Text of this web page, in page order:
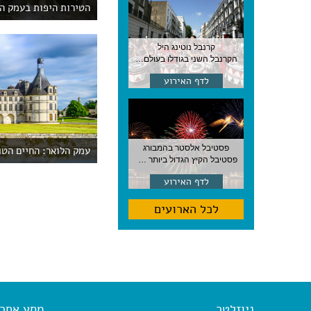
קרנבל נוטינג היל
הקרנבל השני בגודלו בעולם, עם מוזיקה, תהלוכות ותחפושות. לונדון
לדף האירוע
פסטיבל אלסטר בהמבורג
פסטיבל הקיץ הגדול ביותר בהמבורג, סוף אוגוסט, גרמניה
לדף האירוע
לכל הארועים
הטירות היפות בעמק
עמק הלואר: החיים